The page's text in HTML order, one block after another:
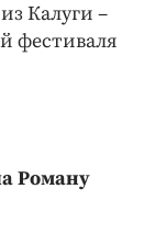
Калуги –
фестиваля
Роману